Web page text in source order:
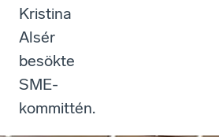
Kristina
Alsér
besökte
SME-
kommittén.